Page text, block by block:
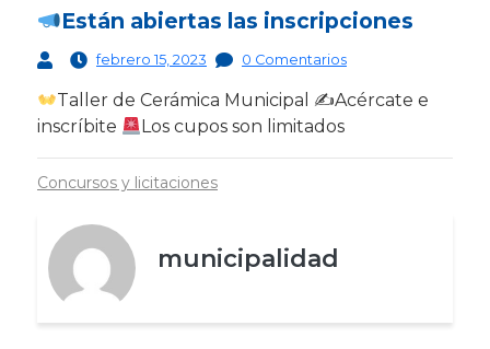
Están abiertas las inscripciones
febrero 15, 2023 0 Comentarios
Taller de Cerámica Municipal ✍Acércate e
inscríbite
Los cupos son limitados
Concursos y licitaciones
municipalidad